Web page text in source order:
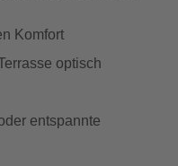
Komfort
optisch
entspannte